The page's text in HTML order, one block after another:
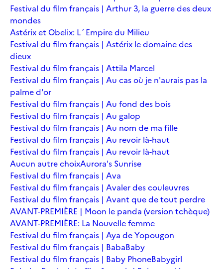
Festival du film français | Arthur 3, la guerre des deux
mondes
Astérix et Obelix: L´Empire du Milieu
Festival du film français | Astérix le domaine des
dieux
Festival du film français | Attila Marcel
Festival du film français | Au cas où je n'aurais pas la
palme d'or
Festival du film français | Au fond des bois
Festival du film français | Au galop
Festival du film français | Au nom de ma fille
Festival du film français | Au revoir là-haut
Festival du film français | Au revoir là-haut
Aucun autre choixAurora's Sunrise
Festival du film français | Ava
Festival du film français | Avaler des couleuvres
Festival du film français | Avant que de tout perdre
AVANT-PREMIÈRE | Moon le panda (version tchèque)
AVANT-PREMIÈRE: La Nouvelle femme
Festival du film français | Aya de Yopougon
Festival du film français | BabaBaby
Festival du film français | Baby PhoneBabygirl